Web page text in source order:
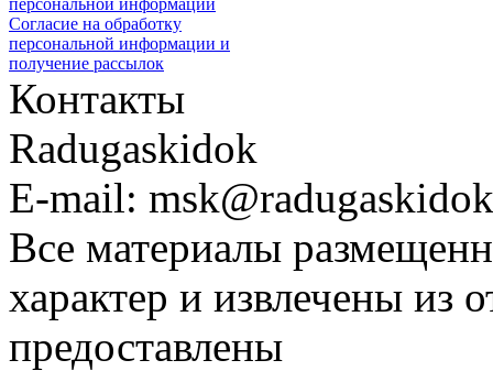
персональной информации
Согласие на обработку
персональной информации и
получение рассылок
Контакты
Radugaskidok
E-mail:
Все материалы
характер и извлечены из
предоставлены